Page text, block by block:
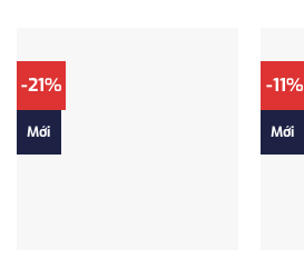
-21%
Mới
-11%
Mới